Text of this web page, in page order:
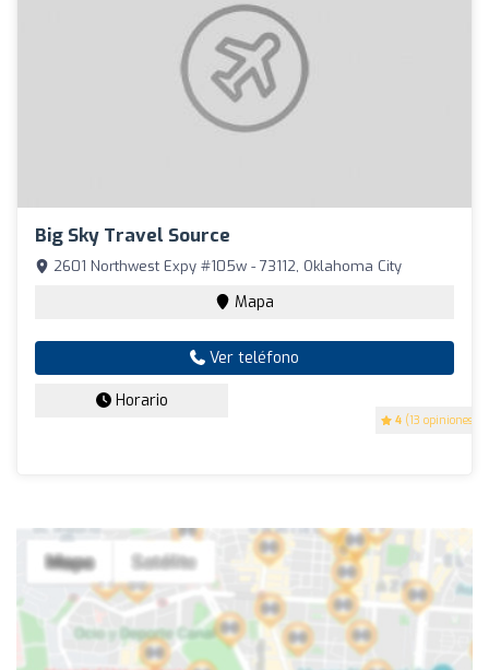
Big Sky Travel Source
4 (13 opiniones)
2601 Northwest Expy #105w - 73112, Oklahoma City
Mapa
Ver teléfono
Horario